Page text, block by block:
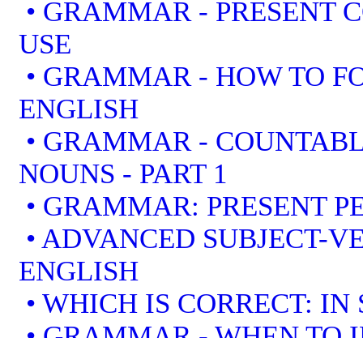
• GRAMMAR - PRESENT
USE
• GRAMMAR - HOW TO
ENGLISH
• GRAMMAR -
NOUNS - PART 1
• GRAMMAR: PRESENT
• ADVANCED SUBJECT-
ENGLISH
• WHICH IS CORRECT: IN